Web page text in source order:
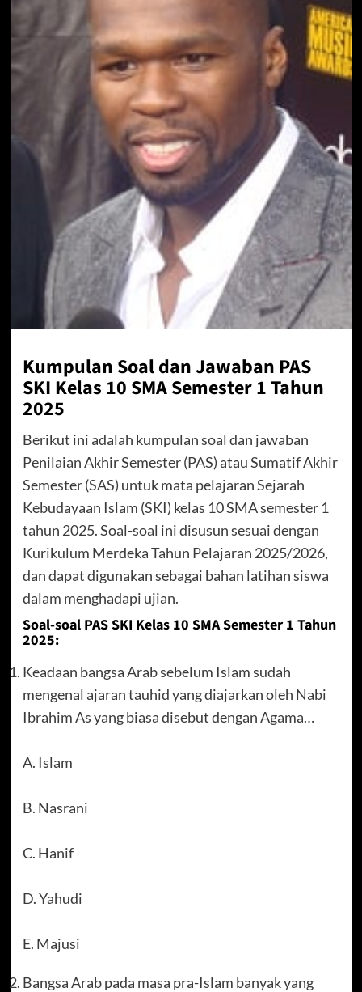
Kumpulan Soal dan Jawaban PAS
SKI Kelas 10 SMA Semester 1 Tahun
2025
Berikut ini adalah kumpulan soal dan jawaban
Penilaian Akhir Semester (PAS) atau Sumatif Akhir
Semester (SAS) untuk mata pelajaran Sejarah
Kebudayaan Islam (SKI) kelas 10 SMA semester 1
tahun 2025. Soal-soal ini disusun sesuai dengan
Kurikulum Merdeka Tahun Pelajaran 2025/2026,
dan dapat digunakan sebagai bahan latihan siswa
dalam menghadapi ujian.
Soal-soal PAS SKI Kelas 10 SMA Semester 1 Tahun
2025:
Keadaan bangsa Arab sebelum Islam sudah
mengenal ajaran tauhid yang diajarkan oleh Nabi
Ibrahim As yang biasa disebut dengan Agama…
A. Islam
B. Nasrani
C. Hanif
D. Yahudi
E. Majusi
Bangsa Arab pada masa pra-Islam banyak yang